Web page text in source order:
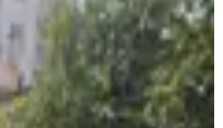
·08.08.2026